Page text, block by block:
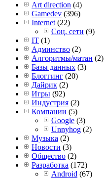
Art direction (4)
Gamedev (396)
Internet(22)
Соц. сети (9)
IT (1)
Админство (2)
Алгоритмы/матан (2)
Базы данных (3)
Блоггинг (20)
Дайрик (2)
Игры (92)
Индустрия (2)
Компании (5)
Google (3)
Unnyhog (2)
Музыка (2)
Новости (3)
Общество (2)
Разработка (172)
Android (67)